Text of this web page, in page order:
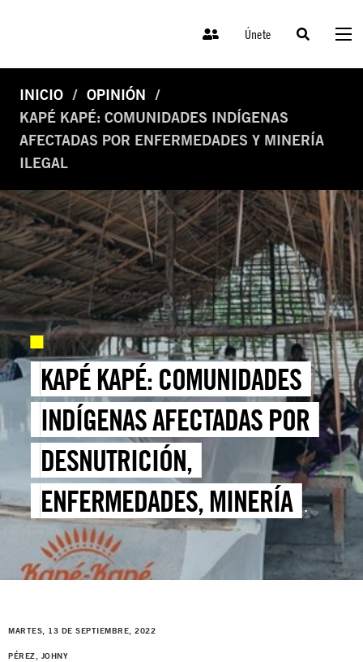
Únete
INICIO
OPINIÓN
KAPÉ KAPÉ: COMUNIDADES INDÍGENAS
AFECTADAS POR ENFERMEDADES Y MINERÍA
ILEGAL
KAPÉ KAPÉ: COMUNIDADES
INDÍGENAS AFECTADAS POR
DESNUTRICIÓN,
ENFERMEDADES, MINERÍA
ILEGAL Y CAMBIO CLIMÁTICO
MARTES, 13 DE SEPTIEMBRE, 2022
PÉREZ, JOHNY